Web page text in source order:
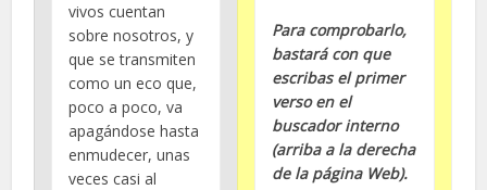
vivos cuentan
sobre nosotros, y
que se transmiten
como un eco que,
poco a poco, va
apagándose hasta
enmudecer, unas
veces casi al
Para comprobarlo,
bastará con que
escribas el primer
verso en el
buscador interno
(arriba a la derecha
de la página Web).